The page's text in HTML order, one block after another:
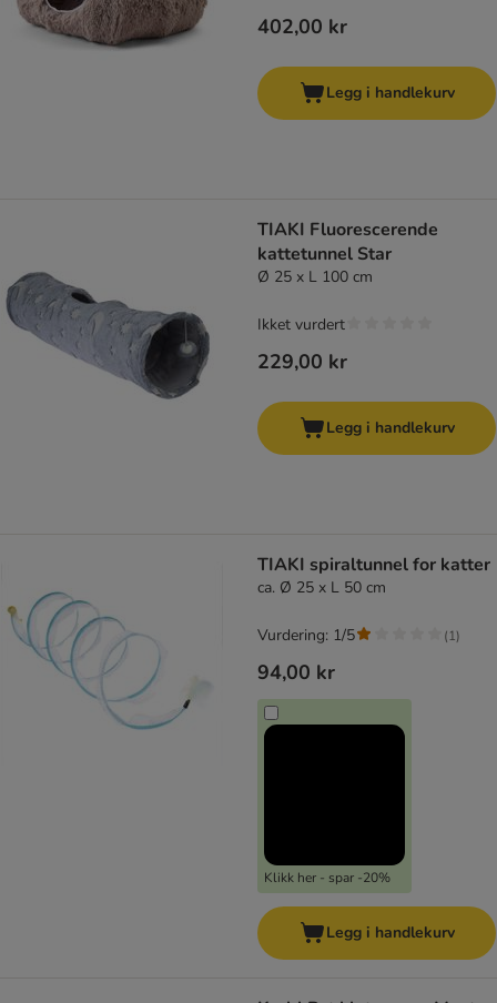
402,00 kr
Legg i handlekurv
TIAKI Fluorescerende
kattetunnel Star
Ø 25 x L 100 cm
229,00 kr
Ikket vurdert
Legg i handlekurv
TIAKI spiraltunnel for katter
ca. Ø 25 x L 50 cm
94,00 kr
Klikk her - spar -20%
Vurdering: 1/5 (1)
Legg i handlekurv